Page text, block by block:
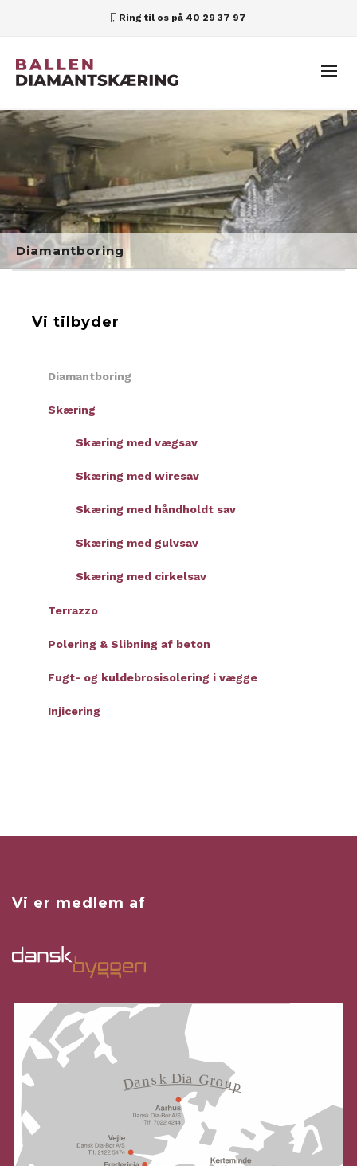
Ring til os på 40 29 37 97
Diamantboring
Vi tilbyder
Diamantboring
Skæring
Skæring med vægsav
Skæring med wiresav
Skæring med håndholdt sav
Skæring med gulvsav
Skæring med cirkelsav
Terrazzo
Polering & Slibning af beton
Fugt- og kuldebrosisolering i vægge
Injicering
Vi er medlem af